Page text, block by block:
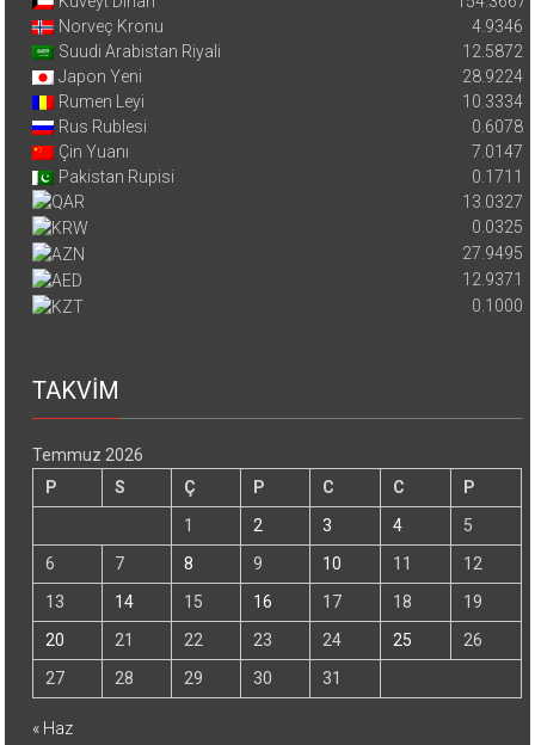
Norveç Kronu
4.9346
Suudi Arabistan Riyali
12.5872
Japon Yeni
28.9224
Rumen Leyi
10.3334
Rus Rublesi
0.6078
Çin Yuanı
7.0147
Pakistan Rupisi
0.1711
13.0327
0.0325
27.9495
12.9371
0.1000
TAKVİM
Temmuz 2026
P
S Ç P C C
P
1
2 3 4
5
6
7 8 9 10 11
12
13
14 15 16 17 18
19
20
21 22 23 24 25
26
27
28 29 30 31
« Haz